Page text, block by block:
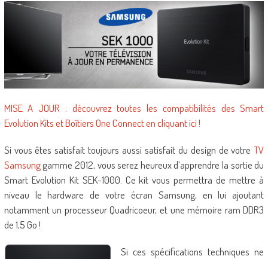
MISE A JOUR : découvrez toutes les compatibilités des Smart
Evolution Kits et Boîtiers One Connect en cliquant ici !
Si vous êtes satisfait toujours aussi satisfait du design de votreTV
Samsunggamme 2012, vous serez heureux d’apprendre la sortie du
Smart Evolution Kit SEK-1000. Ce kit vous permettra de mettre à
niveau le hardware de votre écran Samsung, en lui ajoutant
notamment un processeur Quadricoeur, et une mémoire ram DDR3
de 1,5 Go !
Si ces spécifications techniques ne